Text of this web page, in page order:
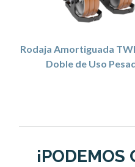
Rodaja Amortiguada
Doble de Uso